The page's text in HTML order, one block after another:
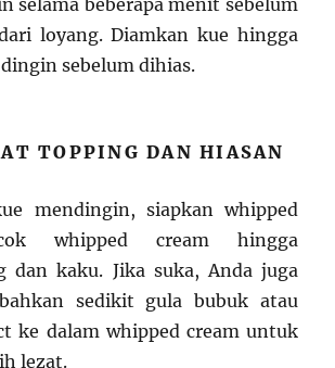
selama beberapa menit sebelum
loyang. Diamkan kue hingga
sebelum dihias.
TOPPING DAN HIASAN
mendingin, siapkan whipped
whipped cream hingga
dan kaku. Jika suka, Anda juga
sedikit gula bubuk atau
ke dalam whipped cream untuk
lezat.